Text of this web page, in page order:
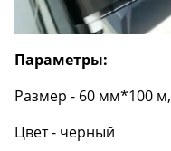
Параметры:
Размер - 60 мм*100 м,
Цвет - черный